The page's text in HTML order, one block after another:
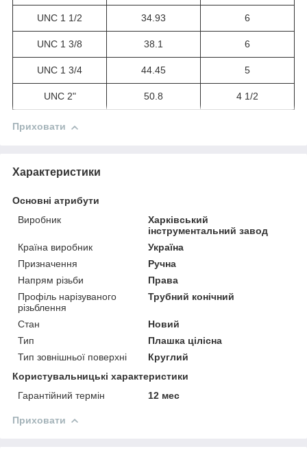
UNC 1 1/2 34.93 6
UNC 1 3/8 38.1 6
UNC 1 3/4 44.45 5
UNC 2" 50.8 4 1/2
Приховати
Характеристики
Основні атрибути
Виробник
Харківський
інструментальний завод
Країна виробник
Україна
Призначення
Ручна
Напрям різьби
Права
Профіль нарізуваного
різьблення
Трубний конічний
Стан
Новий
Тип
Плашка цілісна
Тип зовнішньої поверхні
Круглий
Користувальницькі характеристики
Гарантійний термін
12 мес
Приховати